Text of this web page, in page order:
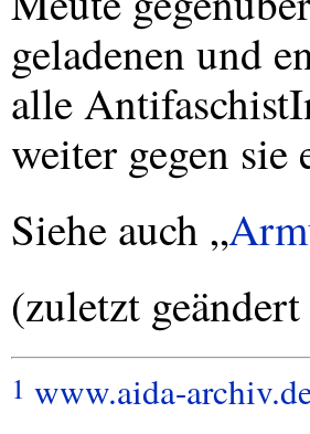
geladenen und
alle
weiter gegen sie
Siehe auch „
(zuletzt
1 www.aida-